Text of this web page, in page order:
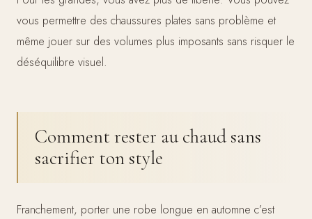
vous permettre des chaussures plates sans problème et
même jouer sur des volumes plus imposants sans risquer le
déséquilibre visuel.
Comment rester au chaud sans
sacrifier ton style
Franchement, porter une robe longue en automne c’est